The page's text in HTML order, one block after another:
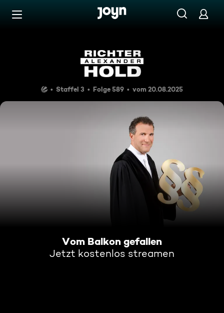
Zum Inhalt springen
Vom Balkon gefallen
Staffel 3 Folge 589 vom 20.08.2025
Vom Balkon gefallen
Jetzt kostenlos streamen